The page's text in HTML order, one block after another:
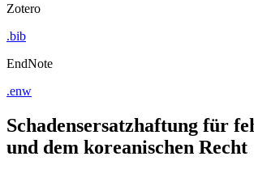
Zotero
.bib
EndNote
.enw
Schadensersatzhaftung für
und dem koreanischen Recht